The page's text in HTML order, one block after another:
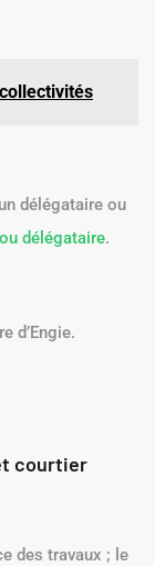
délégataire ou
délégataire.
d’Engie.
courtier
des travaux ; le